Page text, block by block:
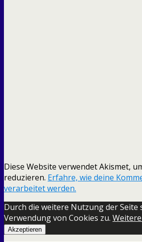
Diese Website verwendet Akismet,
reduzieren. Erfahre, wie deine
verarbeitet werden.
Durch die weitere Nutzung der Seite
Verwendung von Cookies zu.
Akzeptieren